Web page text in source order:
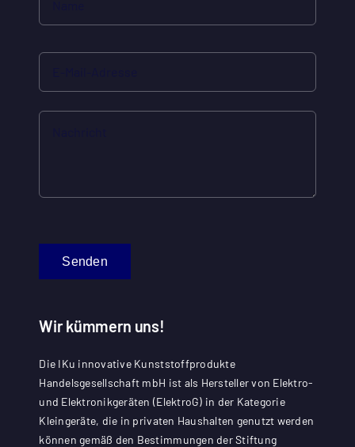
Senden
Wir kümmern uns!
Die IKu innovative Kunststoffprodukte
Handelsgesellschaft mbH ist als Hersteller von Elektro-
und Elektronikgeräten (ElektroG) in der Kategorie
Kleingeräte, die in privaten Haushalten genutzt werden
können gemäß den Bestimmungen der Stiftung